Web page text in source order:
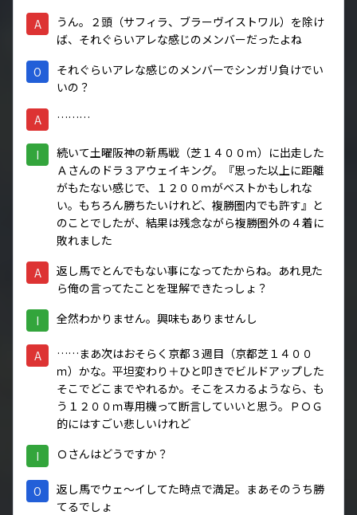
A
うん。２頭（サフィラ、ブラーヴイストワル）を除け
ば、それぐらいアレな感じのメンバーだったよね
O
それぐらいアレな感じのメンバーでシンガリ負けでい
いの？
A ………
I
続いて土曜阪神の新馬戦（芝１４００ｍ）に出走した
Ａさんのドラ３アウェイキング。『思った以上に距離
がもたない感じで、１２００ｍがベストかもしれな
い。もちろん勝ちたいけれど、複勝圏内でも許す』と
のことでしたが、結果は残念ながら複勝圏外の４着に
敗れました
A
返し馬でとんでもない事になってたからね。あれ見た
ら俺の言ってたことを理解できたっしょ？
I 全然わかりません。興味もありませんし
A
……まあ次はおそらく京都３週目（京都芝１４００
ｍ）かな。平坦変わり＋ひと叩きでビルドアップした
そこでどこまでやれるか。そこをスカるようなら、も
う１２００ｍ専用機って断言していいと思う。ＰＯＧ
的にはすごい悲しいけれど
I Ｏさんはどうですか？
O
返し馬でウェ～イしてた時点で満足。まあそのうち勝
てるでしょ